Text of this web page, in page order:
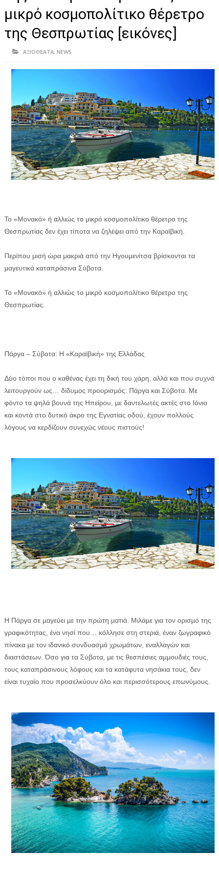
ΗΠΕΙΡΟΣ
ΠΡΕΒΕΖΑ
ΑΡΤΑ
ΙΟΝΙΑ ΝΗΣΙΑ
ΚΑΙ ΕΛΛΑΔΑ
ΥΓΕΙΑ-ΟΜΟΡΦΙΑ
ΠΟΛΙΤΙΣΜΟΣ
ΠΕΡΙΒΑΛΛΟΝ
ΔΙΕΘΝΗ
ΕΦΗΜΕΡΙΔΑ Η ΠΑΡΓΑ
μικρό κοσμοπολίτικο θέρετρο
της Θεσπρωτίας [εικόνες]
ΑΞΙΟΘΕΑΤΑ, NEWS
Το «Μονακό» ή αλλιώς το μικρό κοσμοπολίτικο θέρετρο της
Θεσπρωτίας δεν έχει τίποτα να ζηλέψει από την Καραϊβική.
Περίπου μισή ώρα μακριά από την Ηγουμενίτσα βρίσκονται τα
μαγευτικά καταπράσινα Σύβοτα.
Το «Μονακό» ή αλλιώς το μικρό κοσμοπολίτικο θέρετρο της
Θεσπρωτίας.
Πάργα – Σύβοτα: Η «Καραϊβική» της Ελλάδας
Δύο τόποι που ο καθένας έχει τη δική του χάρη, αλλά και που συχνά
λειτουργούν ως… δίδυµος προορισµός: Πάργα και Σύβοτα. Με
φόντο τα ψηλά βουνά της Ηπείρου, µε δαντελωτές ακτές στο Ιόνιο
και κοντά στο δυτικό άκρο της Εγνατίας οδού, έχουν πολλούς
λόγους να κερδίζουν συνεχώς νέους πιστούς!
Η Πάργα σε µαγεύει µε την πρώτη µατιά. Μιλάµε για τον ορισµό της
γραφικότητας, ένα νησί που… κόλλησε στη στεριά, έναν ζωγραφικό
πίνακα µε τον ιδανικό συνδυασµό χρωµάτων, εναλλαγών και
διαστάσεων. Όσο για τα Σύβοτα, µε τις θεσπέσιες αµµουδιές τους,
τους καταπράσινους λόφους και τα κατάφυτα νησάκια τους, δεν
είναι τυχαίο που προσελκύουν όλο και περισσότερους επωνύµους.